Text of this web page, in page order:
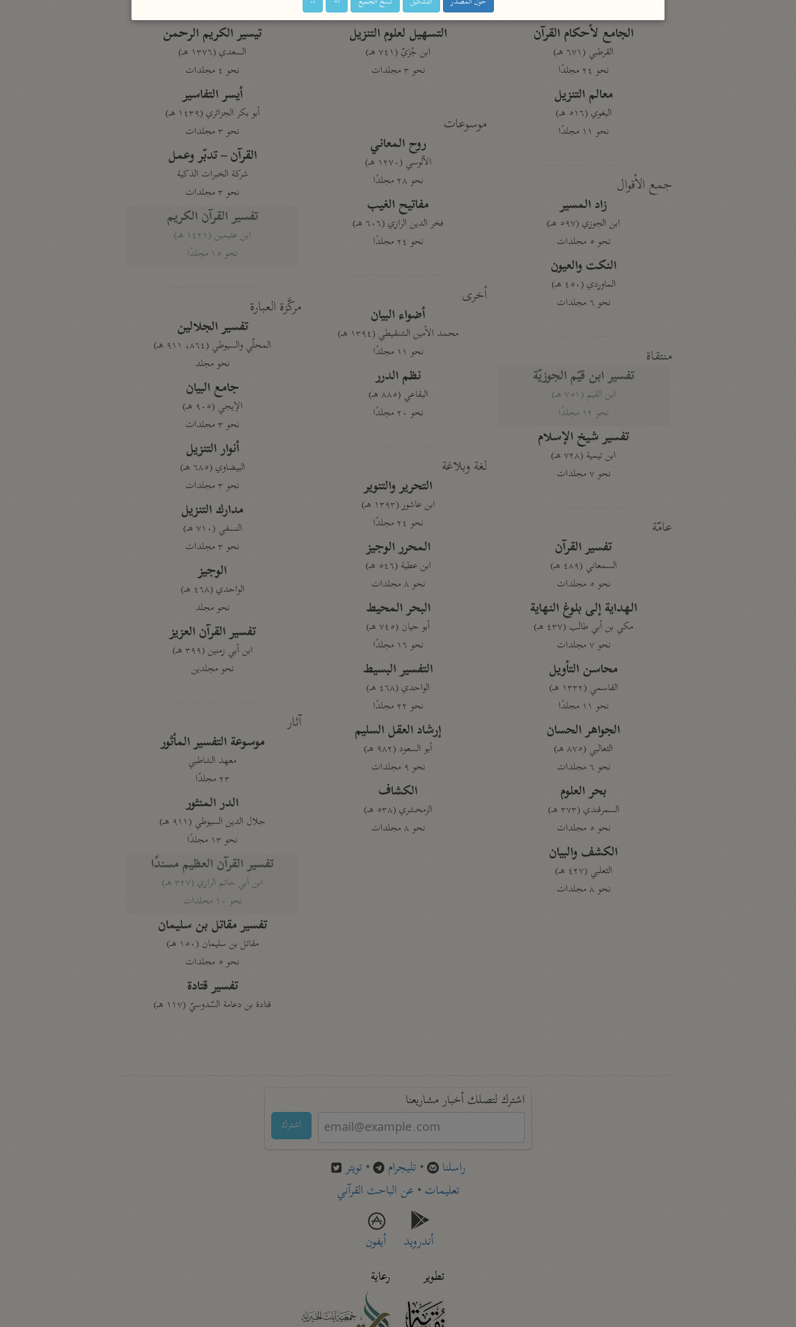
الجامع لأحكام القرآن
القرطبي (٦٧١ هـ)
نحو ٢٤ مجلدًا
معالم التنزيل
البغوي (٥١٦ هـ)
نحو ١١ مجلدًا
جمع الأقوال
زاد المسير
ابن الجوزي (٥٩٧ هـ)
نحو ٥ مجلدات
النكت والعيون
الماوردي (٤٥٠ هـ)
نحو ٦ مجلدات
منتقاة
تفسير ابن قيّم الجوزيّة
ابن القيم (٧٥١ هـ)
نحو ١٢ مجلدًا
تفسير شيخ الإسلام
ابن تيمية (٧٢٨ هـ)
نحو ٧ مجلدات
عامّة
تفسير القرآن
السمعاني (٤٨٩ هـ)
نحو ٥ مجلدات
الهداية إلى بلوغ النهاية
مكي بن أبي طالب (٤٣٧ هـ)
نحو ٧ مجلدات
محاسن التأويل
القاسمي (١٣٣٢ هـ)
نحو ١١ مجلدًا
الجواهر الحسان
الثعالبي (٨٧٥ هـ)
نحو ٦ مجلدات
بحر العلوم
السمرقندي (٣٧٣ هـ)
نحو ٥ مجلدات
الكشف والبيان
الثعلبي (٤٢٧ هـ)
نحو ٨ مجلدات
نحو ١١ مجلدًا
التسهيل لعلوم التنزيل
ابن جُزَيّ (٧٤١ هـ)
نحو ٣ مجلدات
موسوعات
روح المعاني
الآلوسي (١٢٧٠ هـ)
نحو ٢٨ مجلدًا
مفاتيح الغيب
فخر الدين الرازي (٦٠٦ هـ)
نحو ٢٤ مجلدًا
أخرى
أضواء البيان
محمد الأمين الشنقيطي (١٣٩٤ هـ)
نحو ١١ مجلدًا
نظم الدرر
البقاعي (٨٨٥ هـ)
نحو ٢٠ مجلدًا
لغة وبلاغة
التحرير والتنوير
ابن عاشور (١٣٩٣ هـ)
نحو ٢٤ مجلدًا
المحرر الوجيز
ابن عطية (٥٤٦ هـ)
نحو ٨ مجلدات
البحر المحيط
أبو حيان (٧٤٥ هـ)
نحو ١٦ مجلدًا
التفسير البسيط
الواحدي (٤٦٨ هـ)
نحو ٢٢ مجلدًا
إرشاد العقل السليم
أبو السعود (٩٨٢ هـ)
نحو ٩ مجلدات
الكشاف
الزمخشري (٥٣٨ هـ)
نحو ٨ مجلدات
تيسير الكريم الرحمن
السعدي (١٣٧٦ هـ)
نحو ٤ مجلدات
أيسر التفاسير
أبو بكر الجزائري (١٤٣٩ هـ)
نحو ٣ مجلدات
القرآن – تدبّر وعمل
شركة الخبرات الذكية
نحو ٣ مجلدات
تفسير القرآن الكريم
ابن عثيمين (١٤٢١ هـ)
نحو ١٥ مجلدًا
مركَّزة العبارة
تفسير الجلالين
المحلّي والسيوطي (٨٦٤، ٩١١ هـ)
نحو مجلد
جامع البيان
الإيجي (٩٠٥ هـ)
نحو ٣ مجلدات
أنوار التنزيل
البيضاوي (٦٨٥ هـ)
نحو ٣ مجلدات
مدارك التنزيل
النسفي (٧١٠ هـ)
نحو ٣ مجلدات
الوجيز
الواحدي (٤٦٨ هـ)
نحو مجلد
تفسير القرآن العزيز
ابن أبي زمنين (٣٩٩ هـ)
نحو مجلدين
آثار
موسوعة التفسير المأثور
معهد الشاطبي
٢٣ مجلدًا
الدر المنثور
جلال الدين السيوطي (٩١١ هـ)
نحو ١٣ مجلدًا
تفسير القرآن العظيم مسندًا
ابن أبي حاتم الرازي (٣٢٧ هـ)
نحو ١٠ مجلدات
تفسير مقاتل بن سليمان
مقاتل بن سليمان (١٥٠ هـ)
نحو ٥ مجلدات
تفسير قتادة
قتادة بن دعامة السّدوسيّ (١١٧ هـ)
اشترك لتصلك أخبار مشاريعنا
اشترك
راسلنا • تليجرام • تويتر
تعليمات• عن الباحث القرآني
أندرويد
أيفون
تطوير
رعاية